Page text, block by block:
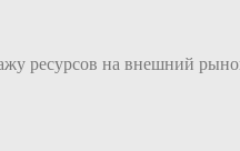
ресурсов на внешний